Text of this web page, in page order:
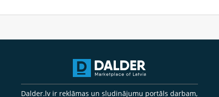
Dalder.lv ir reklāmas un sludinājumu portāls darbam,